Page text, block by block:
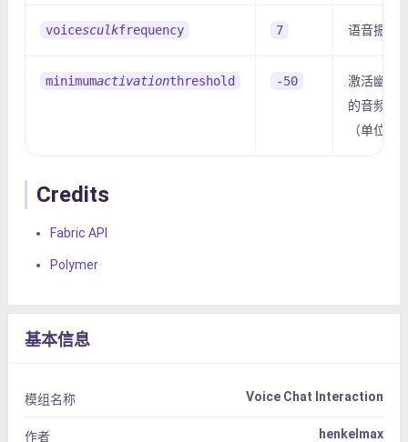
voicesculkfrequency 7 语音振动
minimumactivationthreshold -50
激活幽匿
的音频电
（单位：
Credits
Fabric API
Polymer
基本信息
模组名称 Voice Chat Interaction
作者 henkelmax